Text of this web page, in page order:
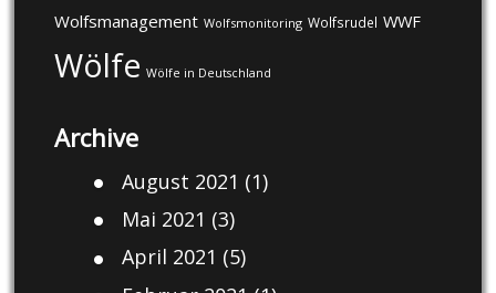
Wolfsmanagement Wolfsmonitoring Wolfsrudel WWF
Wölfe Wölfe in Deutschland
Archive
August 2021 (1)
Mai 2021 (3)
April 2021 (5)